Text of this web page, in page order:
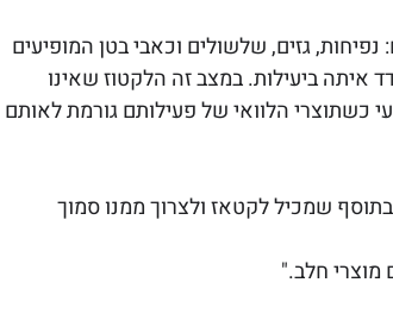
גזים, שלשולים וכאבי בטן המופיעים
איתה ביעילות. במצב זה הלקטוז שאינו
כשתוצרי הלוואי של פעילותם גורמת לאותם
שמכיל לקטאז ולצרוך ממנו סמוך